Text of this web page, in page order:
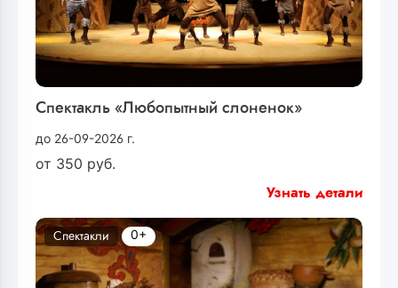
Спектакль «Любопытный слоненок»
до 26-09-2026 г.
от 350 руб.
Узнать детали
Спектакли 0+